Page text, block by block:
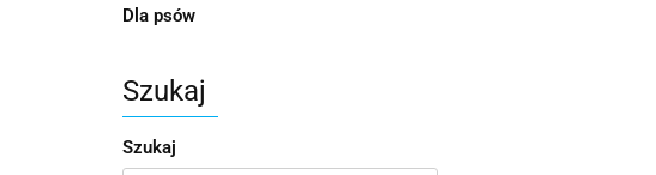
Dla psów
Szukaj
Szukaj